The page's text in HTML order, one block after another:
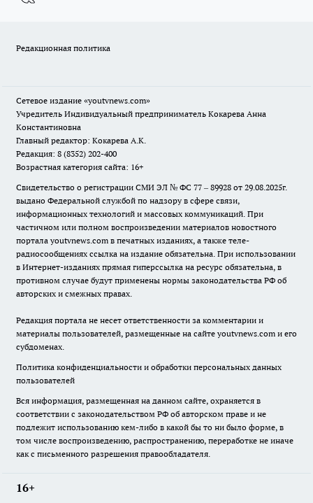
Редакционная политика
Сетевое издание «youtvnews.com»
Учредитель Индивидуальный предприниматель Кокарева Анна
Константиновна
Главный редактор: Кокарева А.К.
Редакция: 8 (8352) 202-400
Возрастная категория сайта: 16+
Свидетельство о регистрации СМИ ЭЛ № ФС 77 – 89928 от 29.08.2025г.
выдано Федеральной службой по надзору в сфере связи,
информационных технологий и массовых коммуникаций. При
частичном или полном воспроизведении материалов новостного
портала youtvnews.com в печатных изданиях, а также теле-
радиосообщениях ссылка на издание обязательна. При использовании
в Интернет-изданиях прямая гиперссылка на ресурс обязательна, в
противном случае будут применены нормы законодательства РФ об
авторских и смежных правах.
Редакция портала не несет ответственности за комментарии и
материалы пользователей, размещенные на сайте youtvnews.com и его
субдоменах.
Политика конфиденциальности и обработки персональных данных
пользователей
Вся информация, размещенная на данном сайте, охраняется в
соответствии с законодательством РФ об авторском праве и не
подлежит использованию кем-либо в какой бы то ни было форме, в
том числе воспроизведению, распространению, переработке не иначе
как с письменного разрешения правообладателя.
16+